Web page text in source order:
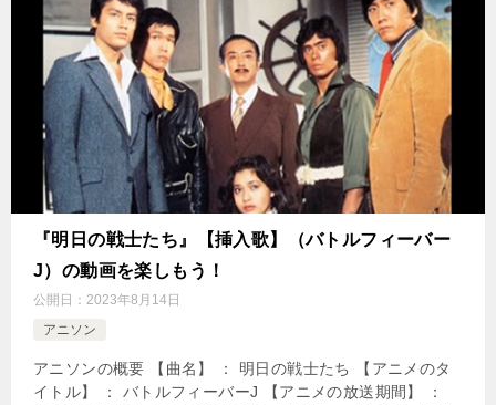
『明日の戦士たち』【挿入歌】（バトルフィーバー
J）の動画を楽しもう！
公開日： 2023年8月14日
アニソン
アニソンの概要 【曲名】 ： 明日の戦士たち 【アニメのタ
イトル】 ： バトルフィーバーJ 【アニメの放送期間】 ：